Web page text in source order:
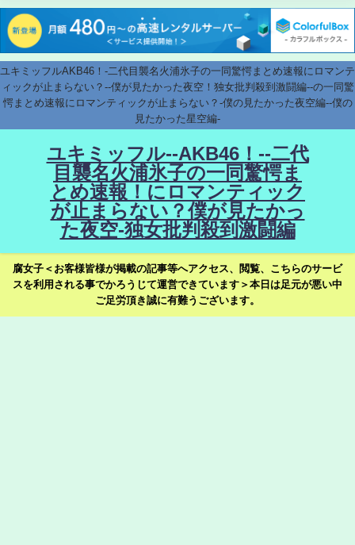
ユキミッフルAKB46！-二代目襲名火浦氷子の一同驚愕まとめ速報にロマンテ
ィックが止まらない？--僕が見たかった夜空！独女批判殺到激闘編--の一同驚
愕まとめ速報にロマンティックが止まらない？-僕の見たかった夜空編--僕の
見たかった星空編-
ユキミッフル--AKB46！--二代
目襲名火浦氷子の一同驚愕ま
とめ速報！にロマンティック
が止まらない？僕が見たかっ
た夜空-独女批判殺到激闘編
腐女子＜お客様皆様が掲載の記事等へアクセス、閲覧、こちらのサービ
スを利用される事でかろうじて運営できています＞本日は足元が悪い中
ご足労頂き誠に有難うございます。